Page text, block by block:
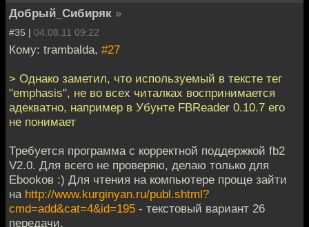
Добрый_Сибиряк »
#35 | 04.08.11 09:22
Кому: trambalda, #27
> Однако заметил, что используемый в тексте тег
"emphasis", не во всех читалках воспринимается
адекватно, например в Убунте FBReader 0.10.7 его
не понимает
Требуется программа с корректной поддержкой fb2
V2.0. Для всего не проверяю, делаю только для
Ebookов :) Для чтения на компьютере проще зайти
на http://www.kurginyan.ru/publ.shtml?
cmd=add&cat=4&id=195 - текстовый вариант 26
передачи.